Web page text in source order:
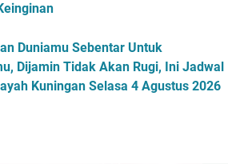
Duniamu Sebentar Untuk
Dijamin Tidak Akan Rugi, Ini Jadwal
Kuningan Selasa 4 Agustus 2026